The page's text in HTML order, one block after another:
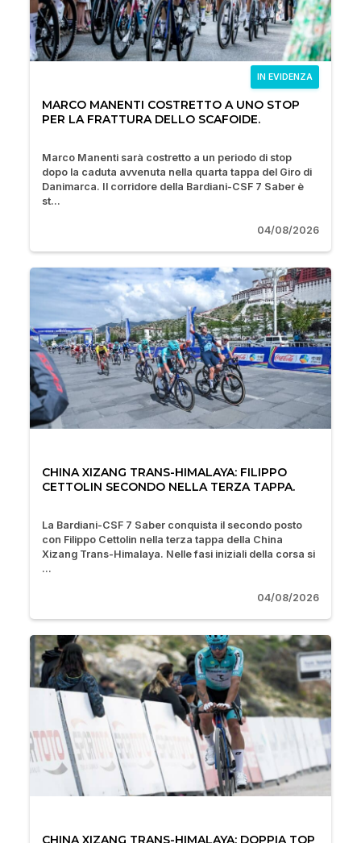
IN EVIDENZA
MARCO MANENTI COSTRETTO A UNO STOP
PER LA FRATTURA DELLO SCAFOIDE.
Marco Manenti sarà costretto a un periodo di stop
dopo la caduta avvenuta nella quarta tappa del Giro di
Danimarca. Il corridore della Bardiani-CSF 7 Saber è
st...
04/08/2026
CHINA XIZANG TRANS-HIMALAYA: FILIPPO
CETTOLIN SECONDO NELLA TERZA TAPPA.
La Bardiani-CSF 7 Saber conquista il secondo posto
con Filippo Cettolin nella terza tappa della China
Xizang Trans-Himalaya. Nelle fasi iniziali della corsa si
...
04/08/2026
CHINA XIZANG TRANS-HIMALAYA: DOPPIA TOP